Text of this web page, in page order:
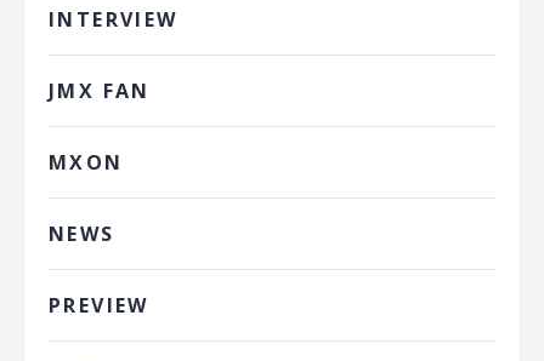
INTERVIEW
JMX FAN
MXON
NEWS
PREVIEW